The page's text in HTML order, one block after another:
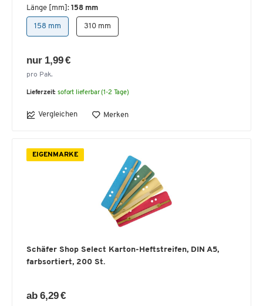
Länge [mm]: 158 mm
158 mm 310 mm
nur 1,99 €
pro Pak.
Lieferzeit: sofort lieferbar (1-2 Tage)
Vergleichen Merken
EIGENMARKE
Schäfer Shop Select Karton-Heftstreifen, DIN A5,
farbsortiert, 200 St.
ab 6,29 €